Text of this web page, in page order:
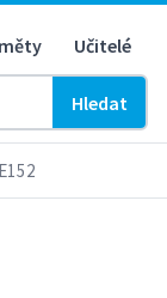
Učitelé
Hledat